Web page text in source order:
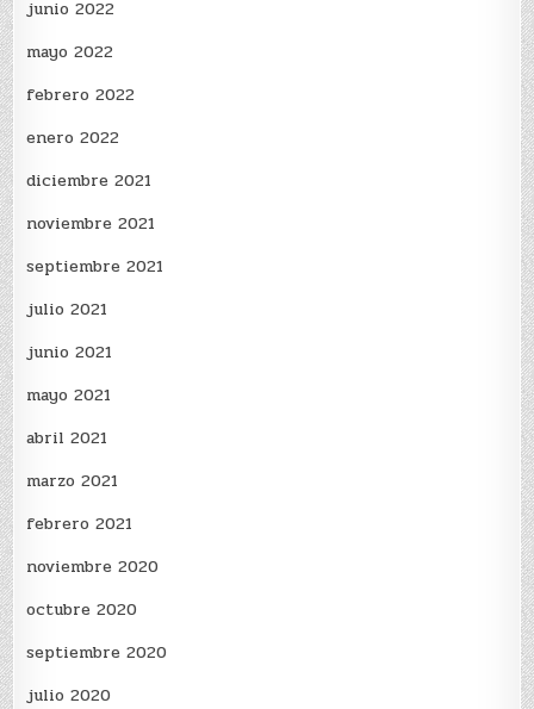
junio 2022
mayo 2022
febrero 2022
enero 2022
diciembre 2021
noviembre 2021
septiembre 2021
julio 2021
junio 2021
mayo 2021
abril 2021
marzo 2021
febrero 2021
noviembre 2020
octubre 2020
septiembre 2020
julio 2020